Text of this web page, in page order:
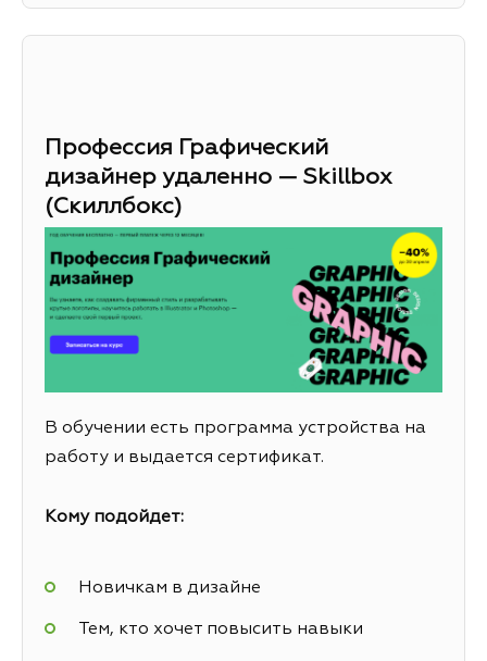
Профессия Графический
дизайнер удаленно — Skillbox
(Скиллбокс)
В обучении есть программа устройства на
работу и выдается сертификат.
Кому подойдет:
Новичкам в дизайне
Тем, кто хочет повысить навыки